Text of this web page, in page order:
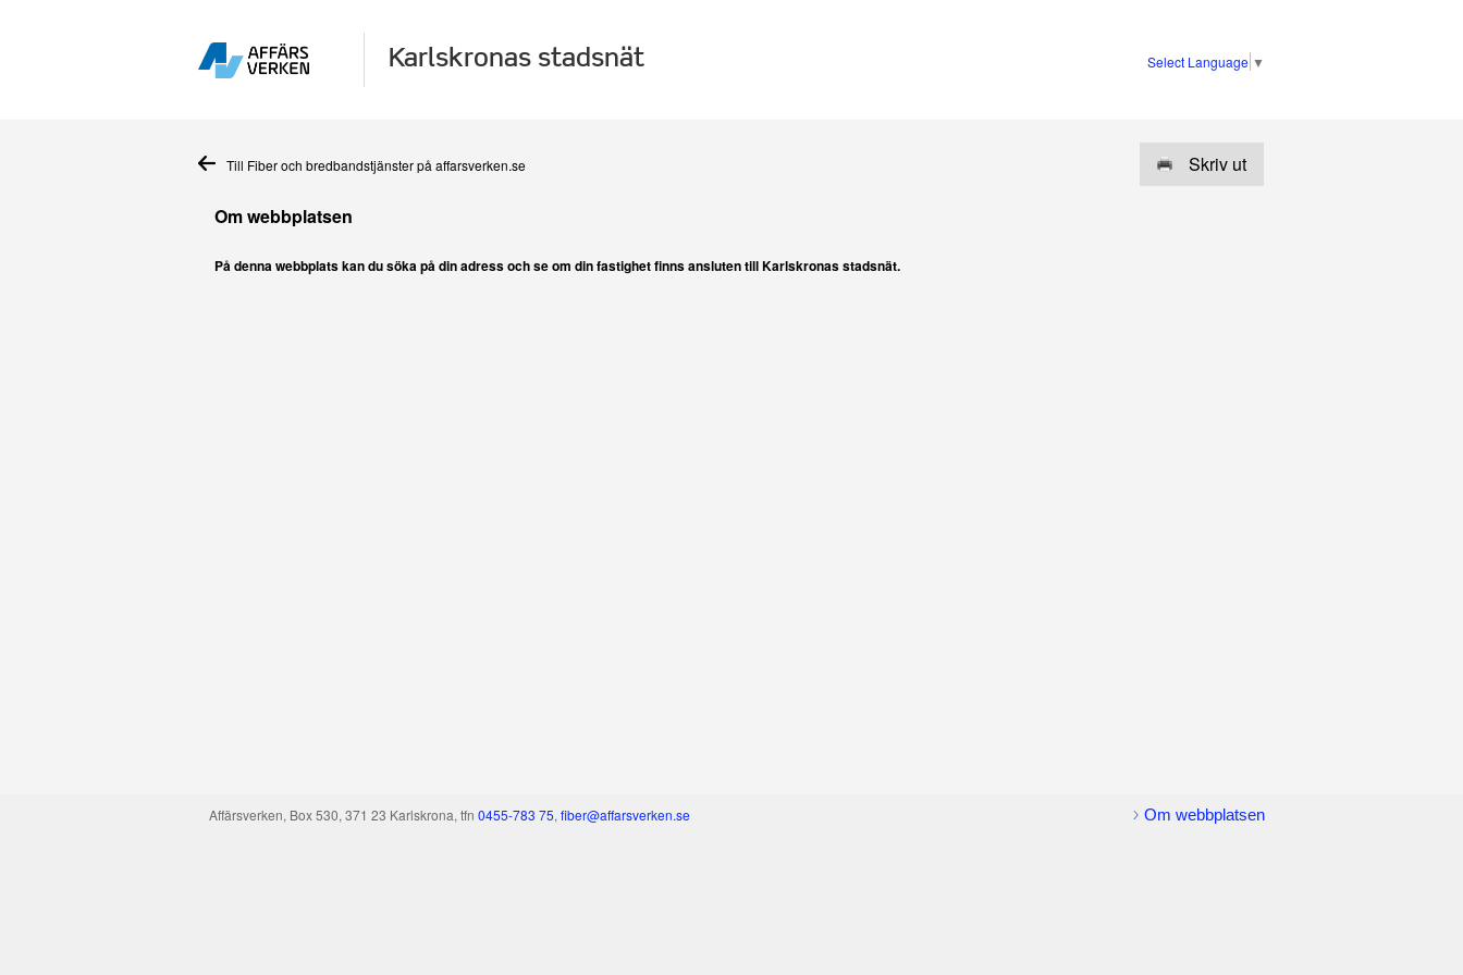
Karlskronas stadsnät Select Language ▼
Till Fiber och bredbandstjänster på affarsverken.se Skriv ut
Om webbplatsen
På denna webbplats kan du söka på din adress och se om din fastighet finns ansluten till Karlskronas stadsnät.
Affärsverken, Box 530, 371 23 Karlskrona, tfn 0455-783 75, fiber@affarsverken.se Om webbplatsen